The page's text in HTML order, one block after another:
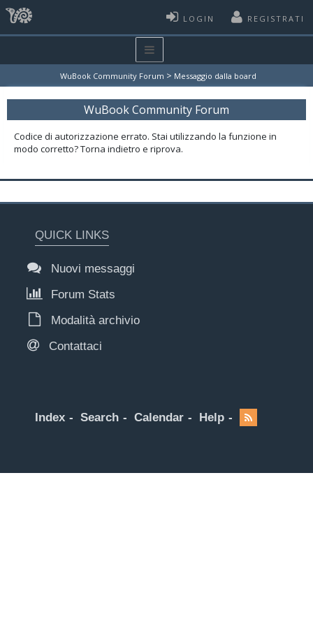
LOGIN REGISTRATI
WuBook Community Forum > Messaggio dalla board
WuBook Community Forum
Codice di autorizzazione errato. Stai utilizzando la funzione in
modo corretto? Torna indietro e riprova.
QUICK LINKS
Nuovi messaggi
Forum Stats
Modalità archivio
Contattaci
Index Search Calendar Help